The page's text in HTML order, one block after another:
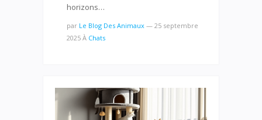
horizons…
par Le Blog Des Animaux — 25 septembre
2025 À Chats